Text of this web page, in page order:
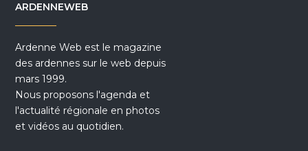
ARDENNEWEB
Ardenne Web est le magazine
des ardennes sur le web depuis
mars 1999.
Nous proposons l'agenda et
l'actualité régionale en photos
et vidéos au quotidien.